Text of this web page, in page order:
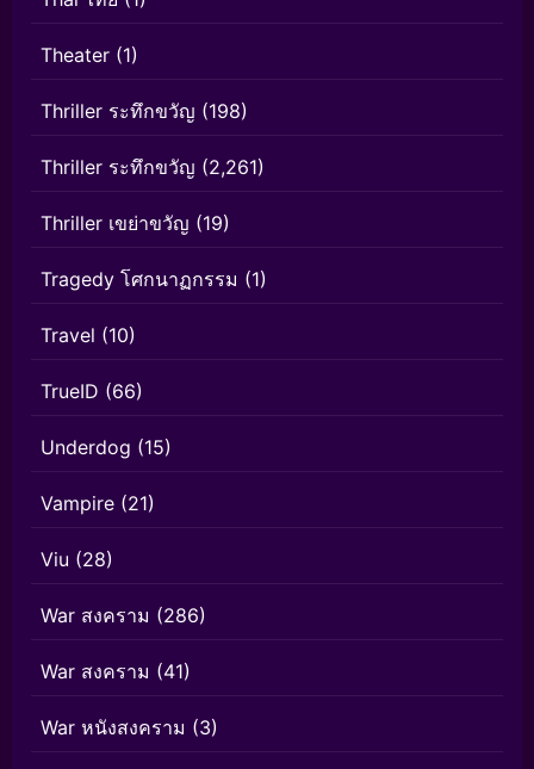
Theater (1)
Thriller ระทึกขวัญ (198)
Thriller ระทึกขวัญ (2,261)
Thriller เขย่าขวัญ (19)
Tragedy โศกนาฏกรรม (1)
Travel (10)
TrueID (66)
Underdog (15)
Vampire (21)
Viu (28)
War สงคราม (286)
War สงคราม (41)
War หนังสงคราม (3)